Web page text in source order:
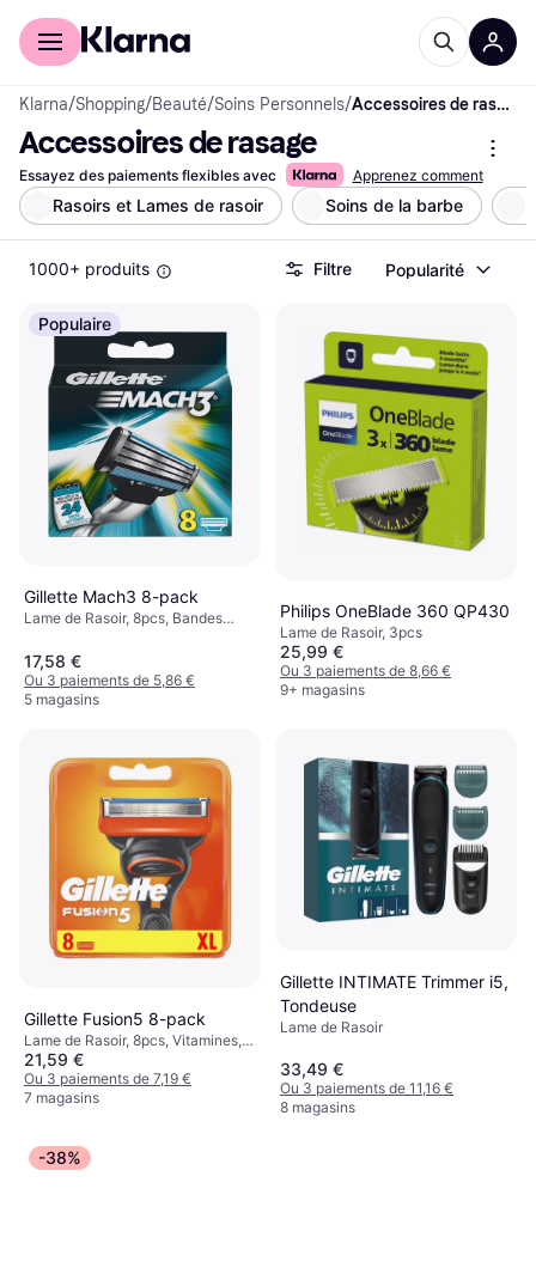
Acheter avec Klarna
Klarna/Shopping/Beauté/Soins Personnels/ Accessoires de rasage
Accessoires de rasage
Essayez des paiements flexibles avec Apprenez comment
Rasoirs et Lames de rasoir Soins de la barbe
1000+ produits Filtre Popularité
Populaire
Gillette Mach3 8-pack
Lame de Rasoir, 8pcs, Bandes
17,58 €
Ou 3 paiements de 5,86 €
5 magasins
Philips OneBlade 360 QP430
Lame de Rasoir, 3pcs
25,99 €
Ou 3 paiements de 8,66 €
9+ magasins
Gillette Fusion5 8-pack
Lame de Rasoir, 8pcs, Vitamines,
Recharge, Bandes hydratantes,
Aloe Vera
21,59 €
Ou 3 paiements de 7,19 €
7 magasins
Gillette INTIMATE Trimmer i5,
Tondeuse
Lame de Rasoir
33,49 €
Ou 3 paiements de 11,16 €
8 magasins
-38%